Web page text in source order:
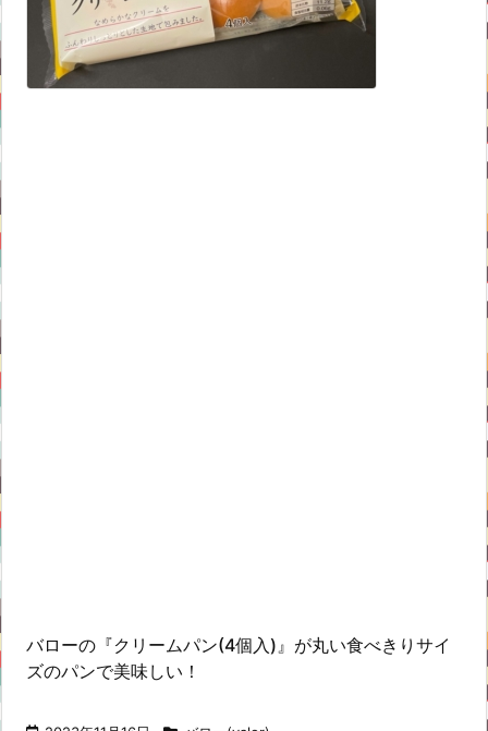
バローの『クリームパン(4個入)』が丸い食べきりサイ
ズのパンで美味しい！